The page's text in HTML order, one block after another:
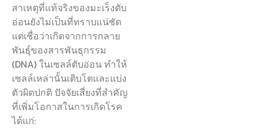
สาเหตุที่แท้จริงของมะเร็งตับ
อ่อนยังไม่เป็นที่ทราบแน่ชัด
แต่เชื่อว่าเกิดจากการกลาย
พันธุ์ของสารพันธุกรรม
(DNA) ในเซลล์ตับอ่อน ทำให้
เซลล์เหล่านั้นเติบโตและแบ่ง
ตัวผิดปกติ ปัจจัยเสี่ยงที่สำคัญ
ที่เพิ่มโอกาสในการเกิดโรค
ได้แก่: